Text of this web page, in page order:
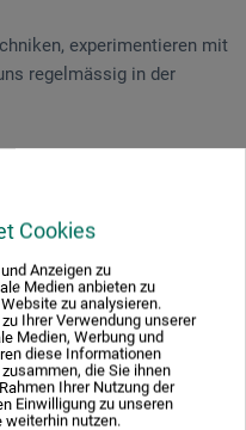
Cookies
Anzeigen zu
Medien anbieten zu
zu analysieren.
Ihrer Verwendung unserer
Medien, Werbung und
diese Informationen
die Sie ihnen
Ihrer Nutzung der
Einwilligung zu unseren
weiterhin nutzen.
experimentieren mit
regelmässig in der
mit Atelier in
kreativ malend
In- und Ausland | „Beim
von etwas Grösserem. In